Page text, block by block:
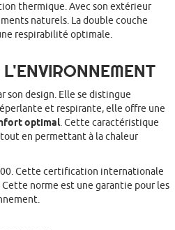
thermique. Avec son extérieur
naturels. La double couche
respirabilité optimale.
son design. Elle se distingue
et respirante, elle offre une
optimal. Cette caractéristique
tout en permettant à la chaleur
Cette certification internationale
norme est une garantie pour les